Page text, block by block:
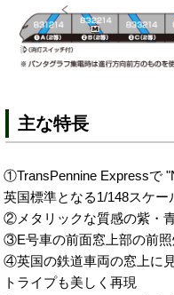
主な特長
①TransPennine Expressで
英国標準となる1/148スケー
②メタリックな質感の紫・
③E号車の前面窓上部の前
④英国の鉄道車両の窓上に
トライプも美しく再現